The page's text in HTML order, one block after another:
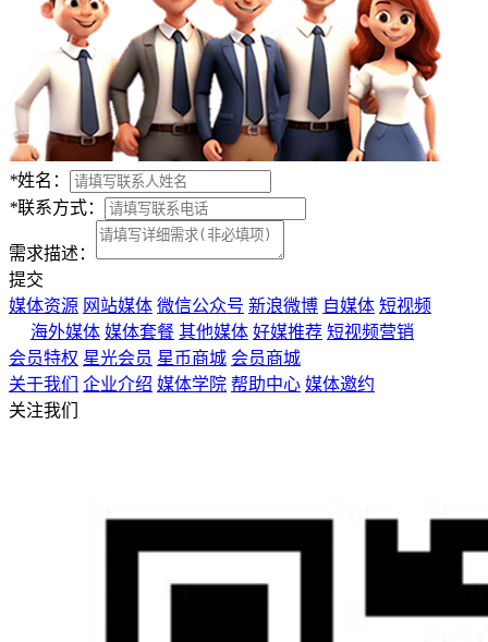
*姓名：
*联系方式：
需求描述：
提交
媒体资源 网站媒体 微信公众号 新浪微博 自媒体 短视频
海外媒体 媒体套餐 其他媒体 好媒推荐 短视频营销
会员特权 星光会员 星币商城 会员商城
关于我们
企业介绍 媒体学院 帮助中心 媒体邀约
关注我们